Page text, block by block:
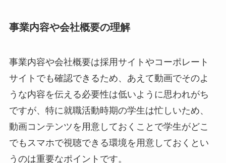
事業内容や会社概要の理解
事業内容や会社概要は採用サイトやコーポレート
サイトでも確認できるため、あえて動画でそのよ
うな内容を伝える必要性は低いように思われがち
ですが、特に就職活動時期の学生は忙しいため、
動画コンテンツを用意しておくことで学生がどこ
でもスマホで視聴できる環境を用意しておくとい
うのは重要なポイントです。